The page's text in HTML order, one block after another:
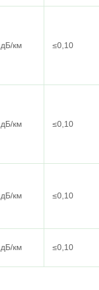
дБ/км ≤0,10
дБ/км ≤0,10
дБ/км ≤0,10
дБ/км ≤0,10